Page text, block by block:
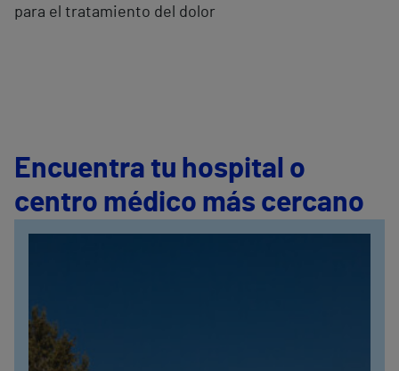
para el tratamiento del dolor
Encuentra tu hospital o
centro médico más cercano